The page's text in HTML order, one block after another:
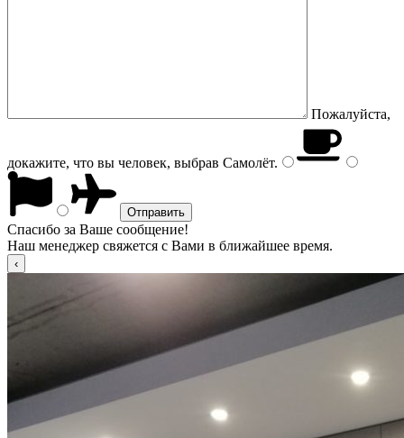
Пожалуйста,
докажите, что вы человек, выбрав Самолёт.
Спасибо за Ваше сообщение!
Наш менеджер свяжется с Вами в ближайшее время.